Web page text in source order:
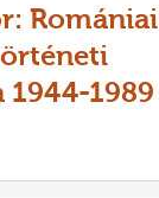
Romániai
1989